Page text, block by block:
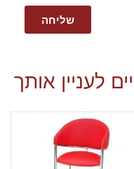
שליחה
לעניין אותך